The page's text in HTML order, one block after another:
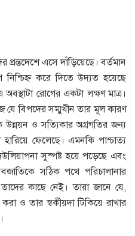
এসে দাঁড়িয়েছে। বর্তমান
নিশ্চিহ্ণ করে দিতে উদ্যত হয়েছে
রোগের একটা লক্ষণ মাত্র।
বিপদের সম্মুখীন তার মূল কারণ
উন্নয়ন ও সত্যিকার অগ্রগতির জন্য
ফেলেছে। এমনকি পাশ্চাত্য
সুস্পষ্ট হয়ে পড়েছে এবং
সঠিক পথে পরিচালানার
কাছে নেই। তারা জানে যে,
ও তার স্বকীয়দা টিকিয়ে রাখার